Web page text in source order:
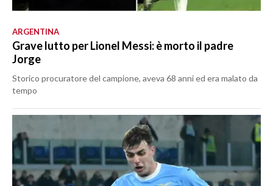
ARGENTINA
Grave lutto per Lionel Messi: è morto il padre
Jorge
Storico procuratore del campione, aveva 68 anni ed era malato da
tempo